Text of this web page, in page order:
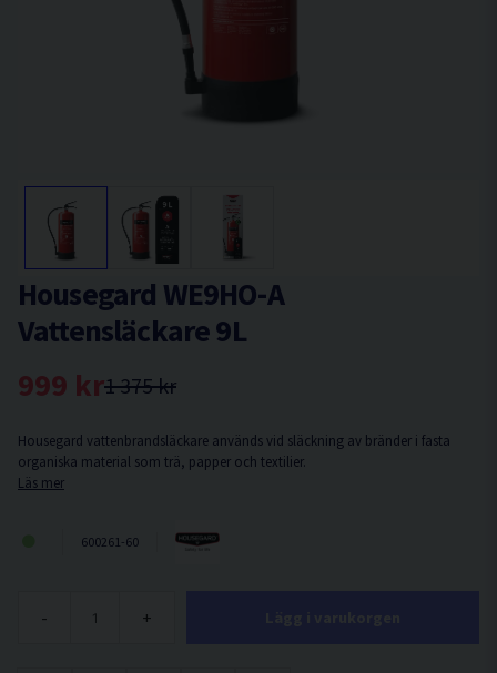
Housegard WE9HO-A
Vattensläckare 9L
1 375 kr
999 kr
Housegard vattenbrandsläckare används vid släckning av bränder i fasta
organiska material som trä, papper och textilier.
Läs mer
600261-60
- +